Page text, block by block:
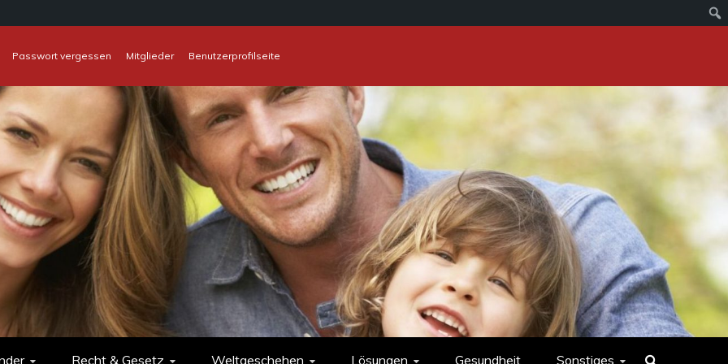
Passwort vergessen Mitglieder
Benutzerprofilseite
Recht & Gesetz Weltgeschehen Lösungen Gesundheit Sonstiges